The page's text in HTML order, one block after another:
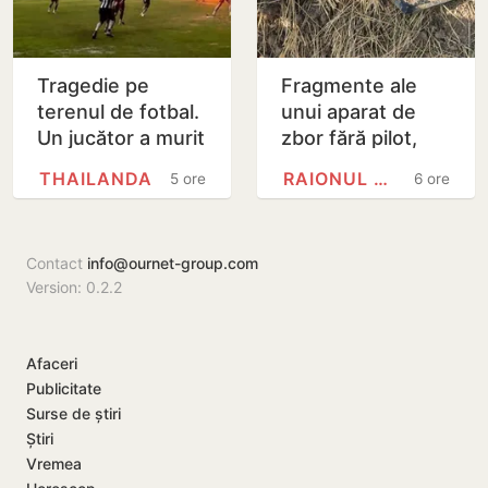
Tragedie pe
terenul de fotbal.
Un jucător a murit
chiar în timpul
5 ore
THAILANDA
Fragmente ale
unui aparat de
zbor fără pilot,
6 ore
RAIONUL CAHUL
Contact info@ournet-group.com
Version: 0.2.2
Afaceri
Publicitate
Surse de știri
Știri
Vremea